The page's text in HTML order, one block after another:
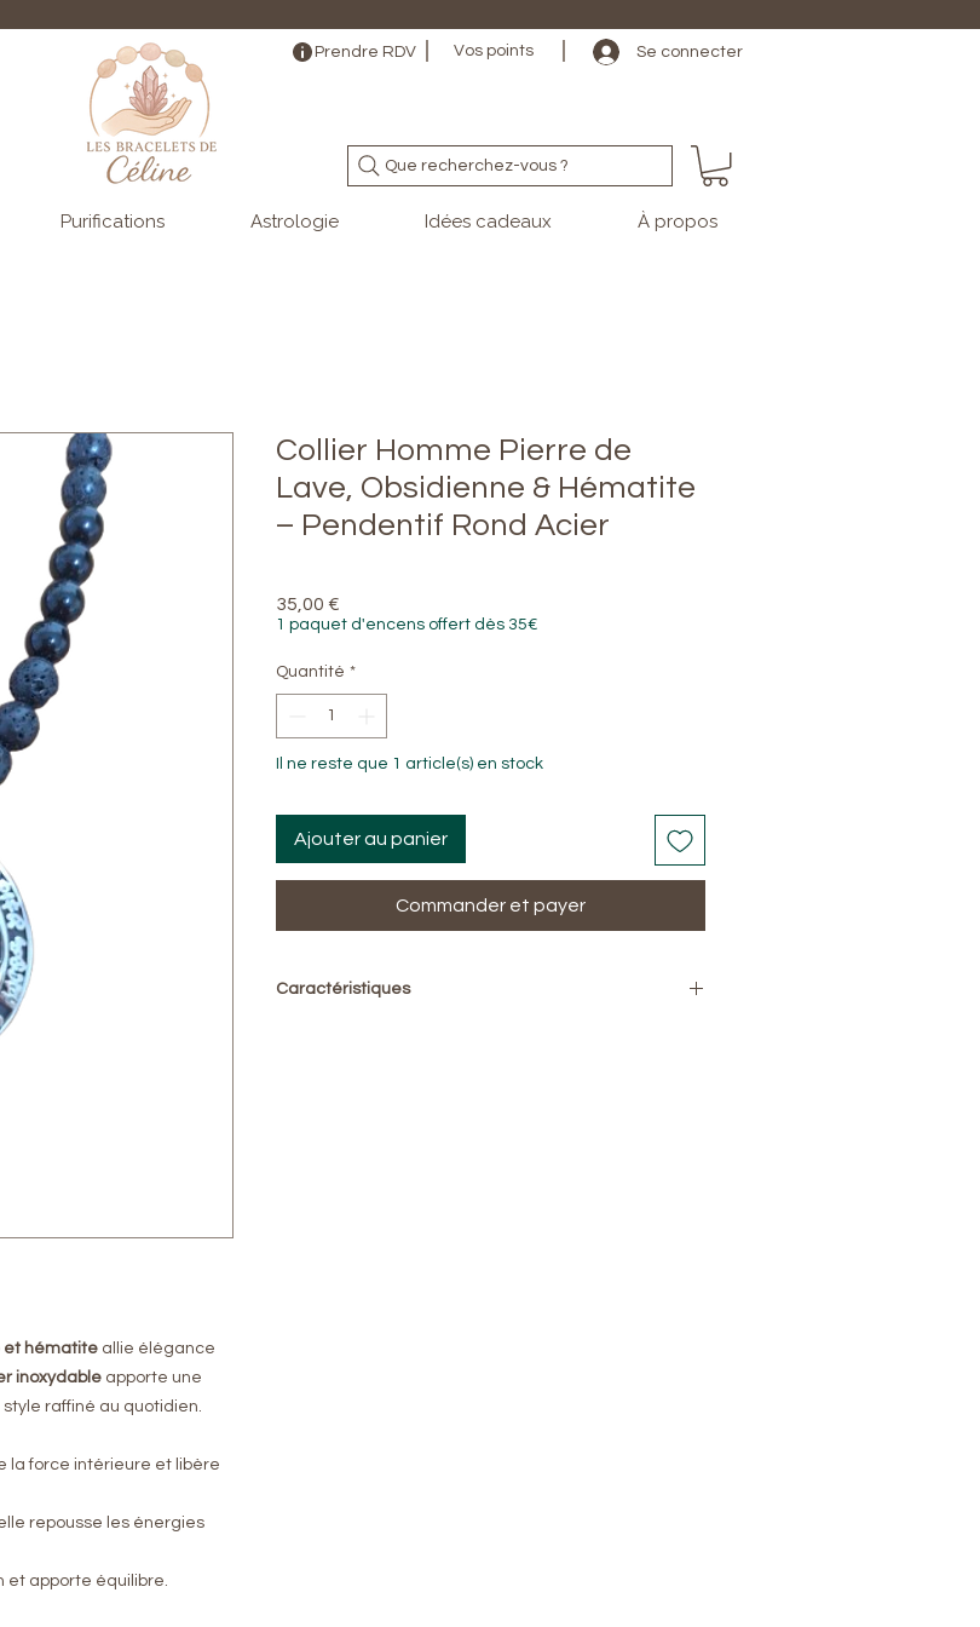
dès 69€  (hors frais de
Prendre RDV Vos points Se connecter
Que recherchez-vous ?
Purifications Astrologie Idées cadeaux À propos
et hématite allie élégance
inoxydable apporte une
raffiné au quotidien.
la force intérieure et libère
repousse les énergies
et apporte équilibre.
Collier Homme Pierre de
Lave, Obsidienne & Hématite
– Pendentif Rond Acier
35,00 €
1 paquet d'encens offert dès 35€
Quantité *
Il ne reste que 1 article(s) en stock
Ajouter au panier
Commander et payer
Caractéristiques